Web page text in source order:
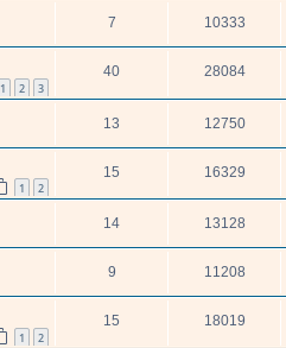
7 10333
1 2 3
40 28084
13 12750
1 2
15 16329
14 13128
9 11208
1 2
15 18019